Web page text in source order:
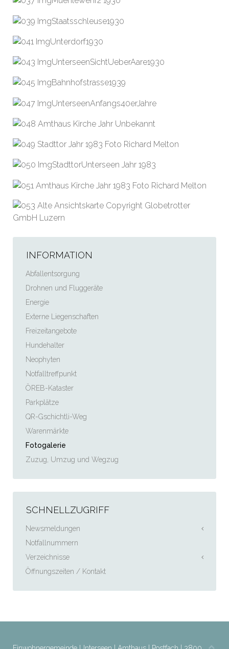
INFORMATION
Abfallentsorgung
Drohnen und Fluggeräte
Energie
Externe Liegenschaften
Freizeitangebote
Hundehalter
Neophyten
Notfalltreffpunkt
ÖREB-Kataster
Parkplätze
QR-Gschichtli-Weg
Warenmärkte
Fotogalerie
Zuzug, Umzug und Wegzug
SCHNELLZUGRIFF
Newsmeldungen
Notfallnummern
Verzeichnisse
Öffnungszeiten / Kontakt